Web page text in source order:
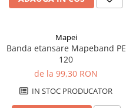
Ipsos si Pasta Imbinare
Ipsos Adeziv Gips Carton
Profile Gips Carton
Mapei
Banda etansare Mapeband PE
120
de la 99,30 RON
IN STOC PRODUCATOR